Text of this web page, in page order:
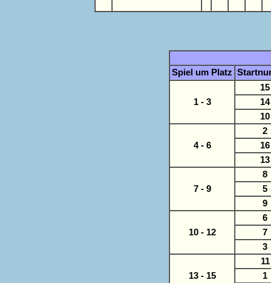
Spiel um Platz
1 - 3
15
14
10
4 - 6
2
16
13
7 - 9
8
5
9
10 - 12
6
7
3
13 - 15
11
1